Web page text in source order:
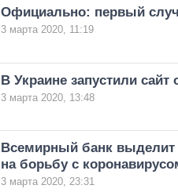
Официально: первый
3 марта 2020, 11:19
В Украине запустили сайт
3 марта 2020, 13:48
Всемирный банк
на борьбу с
3 марта 2020, 23:31